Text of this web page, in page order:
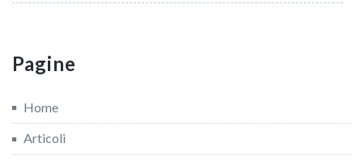
Pagine
Home
Articoli